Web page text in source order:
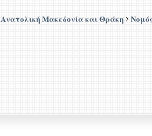
Ανατολική Μακεδονία και Θράκη